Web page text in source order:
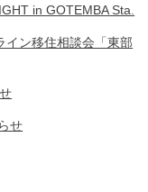
in GOTEMBA Sta.
イン移住相談会「東部
せ